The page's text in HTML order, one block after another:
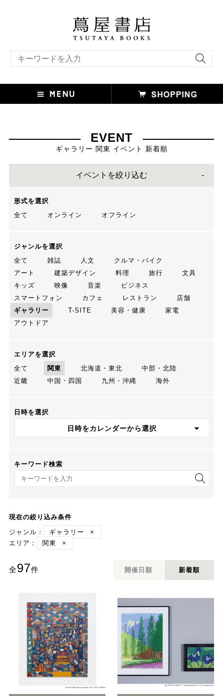
EVENT
ギャラリー 関東 イベント 新着順
イベントを絞り込む
形式を選択
全て
オンライン オフライン
ジャンルを選択
全て
雑誌 人文
クルマ・バイク
アート
建築デザイン 料理 旅行
文具
キッズ
映像 音楽
ビジネス
スマートフォン
カフェ レストラン
店舗
ギャラリー
T-SITE 美容・健康
家電
アウトドア
エリアを選択
全て
関東 北海道・東北
中部・北陸
近畿
中国・四国 九州・沖縄 海外
日時を選択
日時をカレンダーから選択
キーワード検索
キーワード検索
現在の絞り込み条件
ジャンル：
ギャラリー
×
エリア：
関東 ×
全97件 開催日順 新着順